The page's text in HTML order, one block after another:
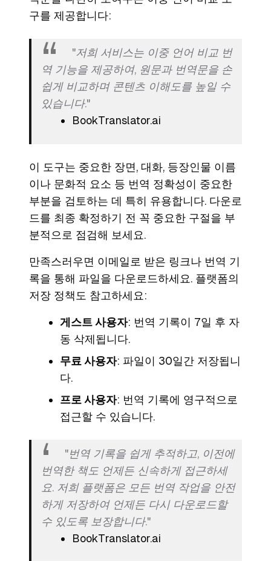
구를 제공합니다:
"저희 서비스는 이중 언어 비교 번
역 기능을 제공하여, 원문과 번역문을 손
쉽게 비교하며 콘텐츠 이해도를 높일 수
있습니다."
BookTranslator.ai
이 도구는 중요한 장면, 대화, 등장인물 이름
이나 문화적 요소 등 번역 정확성이 중요한
부분을 검토하는 데 특히 유용합니다. 다운로
드를 최종 확정하기 전 꼭 중요한 구절을 부
분적으로 점검해 보세요.
만족스러우면 이메일로 받은 링크나 번역 기
록을 통해 파일을 다운로드하세요. 플랫폼의
저장 정책도 참고하세요:
게스트 사용자: 번역 기록이 7일 후 자
동 삭제됩니다.
무료 사용자: 파일이 30일간 저장됩니
다.
프로 사용자: 번역 기록에 영구적으로
접근할 수 있습니다.
"번역 기록을 쉽게 추적하고, 이전에
번역한 책도 언제든 신속하게 접근하세
요. 저희 플랫폼은 모든 번역 작업을 안전
하게 저장하여 언제든 다시 다운로드할
수 있도록 보장합니다."
BookTranslator.ai